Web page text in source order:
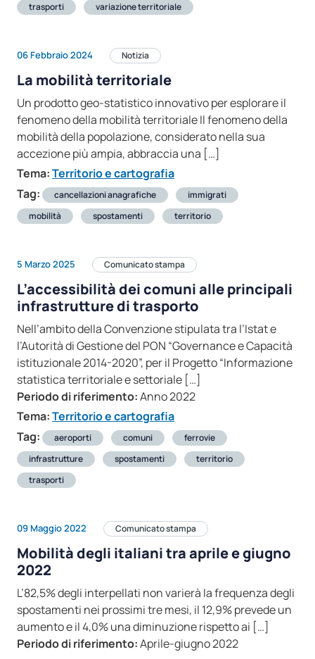
trasporti
variazione territoriale
06 Febbraio 2024 Notizia
La mobilità territoriale
Un prodotto geo-statistico innovativo per esplorare il
fenomeno della mobilità territoriale Il fenomeno della
mobilità della popolazione, considerato nella sua
accezione più ampia, abbraccia una […]
Tema:Territorio e cartografia
Tag:
cancellazioni anagrafiche
immigrati
mobilità
spostamenti territorio
5 Marzo 2025 Comunicato stampa
L’accessibilità dei comuni alle principali
infrastrutture di trasporto
Nell’ambito della Convenzione stipulata tra l’Istat e
l’Autorità di Gestione del PON “Governance e Capacità
istituzionale 2014-2020”, per il Progetto “Informazione
statistica territoriale e settoriale […]
Periodo di riferimento:Anno 2022
Tema:Territorio e cartografia
Tag:
aeroporti comuni
ferrovie
infrastrutture
spostamenti
territorio
trasporti
09 Maggio 2022 Comunicato stampa
Mobilità degli italiani tra aprile e giugno
2022
L’82,5% degli interpellati non varierà la frequenza degli
spostamenti nei prossimi tre mesi, il 12,9% prevede un
aumento e il 4,0% una diminuzione rispetto ai […]
Periodo di riferimento:Aprile-giugno 2022